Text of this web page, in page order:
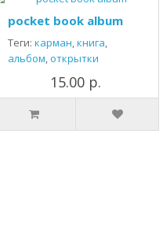
pocket book album
Теги: карман,книга,
альбом,открытки
15.00 р.